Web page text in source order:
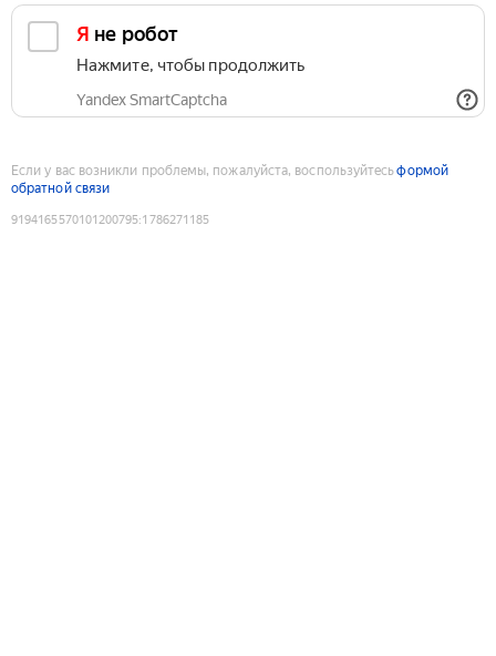
Я не робот
Нажмите, чтобы продолжить
Yandex SmartCaptcha
Если у вас возникли проблемы, пожалуйста, воспользуйтесьформой
обратной связи
9194165570101200795:1786271185